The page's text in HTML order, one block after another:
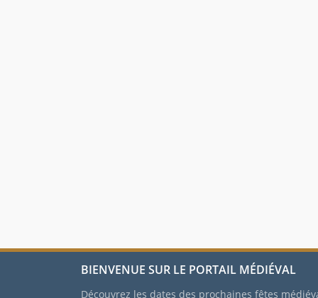
BIENVENUE SUR LE PORTAIL MÉDIÉVAL
Découvrez les dates des prochaines fêtes